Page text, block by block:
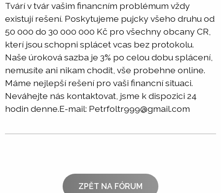
Tvárí v tvár vašim financním problémum vždy
existují rešení. Poskytujeme pujcky všeho druhu od
50 000 do 30 000 000 Kč pro všechny obcany CR,
kterí jsou schopni splácet vcas bez protokolu.
Naše úroková sazba je 3% po celou dobu splácení,
nemusíte ani nikam chodit, vše probehne online.
Máme nejlepší rešení pro vaši financní situaci.
Neváhejte nás kontaktovat, jsme k dispozici 24
hodin denne.E-mail: Petrfoltr999@gmail.com
ZPĚT NA FÓRUM